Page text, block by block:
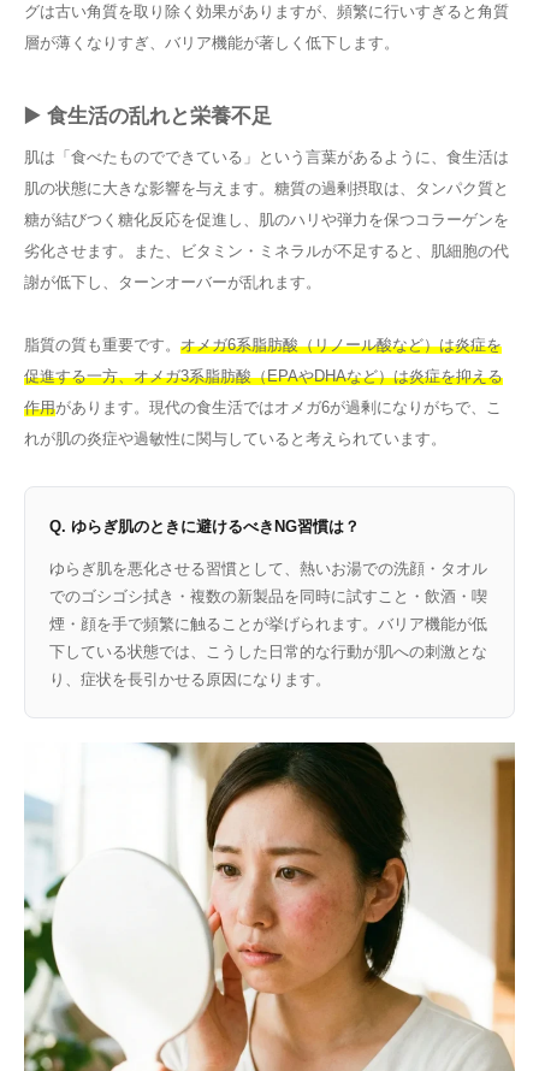
グは古い角質を取り除く効果がありますが、頻繁に行いすぎると角質
層が薄くなりすぎ、バリア機能が著しく低下します。
▶️ 食生活の乱れと栄養不足
肌は「食べたものでできている」という言葉があるように、食生活は
肌の状態に大きな影響を与えます。糖質の過剰摂取は、タンパク質と
糖が結びつく糖化反応を促進し、肌のハリや弾力を保つコラーゲンを
劣化させます。また、ビタミン・ミネラルが不足すると、肌細胞の代
謝が低下し、ターンオーバーが乱れます。
脂質の質も重要です。 オメガ6系脂肪酸（リノール酸など）は炎症を
促進する一方、オメガ3系脂肪酸（EPAやDHAなど）は炎症を抑える
作用があります。現代の食生活ではオメガ6が過剰になりがちで、こ
れが肌の炎症や過敏性に関与していると考えられています。
Q. ゆらぎ肌のときに避けるべきNG習慣は？
ゆらぎ肌を悪化させる習慣として、熱いお湯での洗顔・タオル
でのゴシゴシ拭き・複数の新製品を同時に試すこと・飲酒・喫
煙・顔を手で頻繁に触ることが挙げられます。バリア機能が低
下している状態では、こうした日常的な行動が肌への刺激とな
り、症状を長引かせる原因になります。